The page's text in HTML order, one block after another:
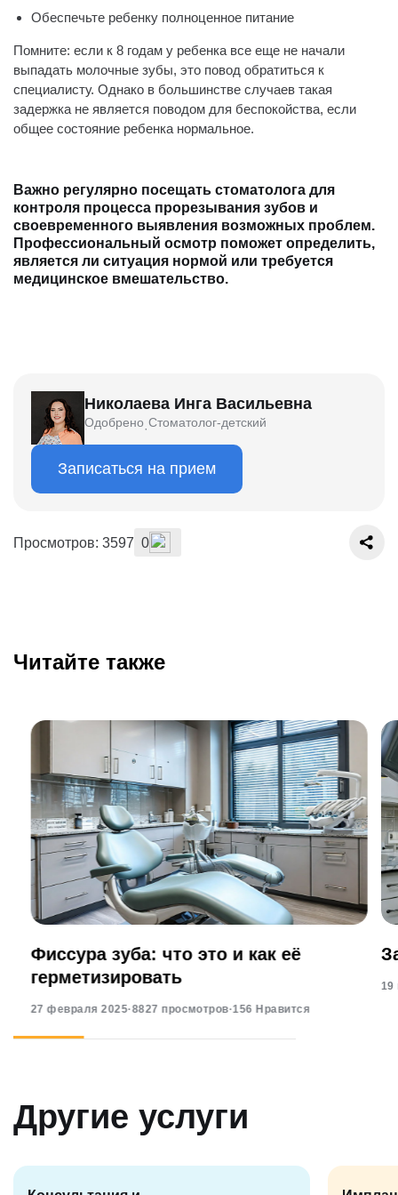
Обеспечьте ребенку полноценное питание
Помните: если к 8 годам у ребенка все еще не начали
выпадать молочные зубы, это повод обратиться к
специалисту. Однако в большинстве случаев такая
задержка не является поводом для беспокойства, если
общее состояние ребенка нормальное.
Важно регулярно посещать стоматолога для
контроля процесса прорезывания зубов и
своевременного выявления возможных проблем.
Профессиональный осмотр поможет определить,
является ли ситуация нормой или требуется
медицинское вмешательство.
Николаева Инга Васильевна
Одобрено·Стоматолог-детский
Записаться на прием
Просмотров: 3597 0
Читайте также
Фиссура зуба: что это и как её
герметизировать
27 февраля 2025·8827 просмотров·156 Нравится
19
Другие услуги